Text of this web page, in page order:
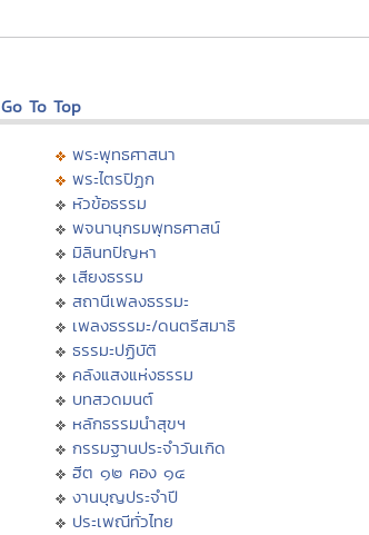
Go To Top
พระพุทธศาสนา
พระไตรปิฏก
หัวข้อธรรม
พจนานุกรมพุทธศาสน์
มิลินทปัญหา
เสียงธรรม
สถานีเพลงธรรมะ
เพลงธรรมะ/ดนตรีสมาธิ
ธรรมะปฏิบัติ
คลังแสงแห่งธรรม
บทสวดมนต์
หลักธรรมนำสุขฯ
กรรมฐานประจำวันเกิด
ฮีต ๑๒ คอง ๑๔
งานบุญประจำปี
ประเพณีทั่วไทย